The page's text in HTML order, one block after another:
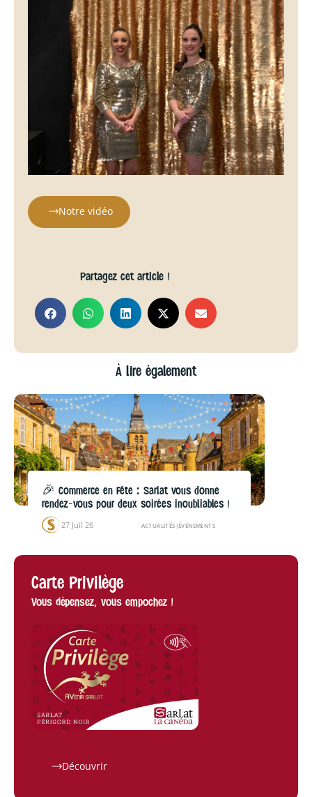
Notre vidéo
Partagez cet article !
À lire également
🎉 Commerce en Fête : Sarlat vous donne
rendez-vous pour deux soirées inoubliables !
27 Juil 26 ACTUALITÉS |ÉVÉNEMENTS
Carte Privilège
Vous dépensez, vous empochez !
Découvrir